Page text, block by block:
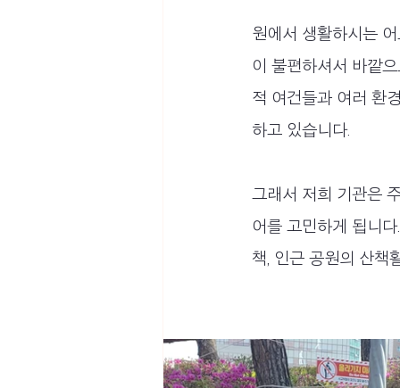
원에서 생활하시는
이 불편하셔서 바깥
적 여건들과 여러 환
하고 있습니다.
그래서 저희 기관은
어를 고민하게 됩니
책, 인근 공원의 산책